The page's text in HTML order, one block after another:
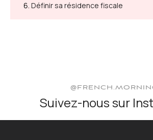
Définir sa résidence fiscale
Suivez-nous sur